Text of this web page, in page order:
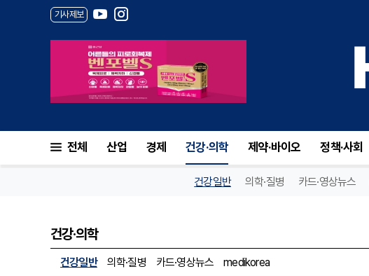
기사제보
전체 산업 경제 건강·의학 제약·바이오 정책·사회
건강일반 의학·질병 카드·영상뉴스
건강·의학
건강일반 의학·질병 카드·영상뉴스 medikorea